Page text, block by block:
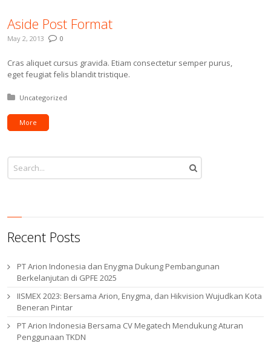
Aside Post Format
May 2, 2013 0
Cras aliquet cursus gravida. Etiam consectetur semper purus,
eget feugiat felis blandit tristique.
Posted in:
Uncategorized
More
Recent Posts
PT Arion Indonesia dan Enygma Dukung Pembangunan
Berkelanjutan di GPFE 2025
IISMEX 2023: Bersama Arion, Enygma, dan Hikvision Wujudkan Kota
Beneran Pintar
PT Arion Indonesia Bersama CV Megatech Mendukung Aturan
Penggunaan TKDN